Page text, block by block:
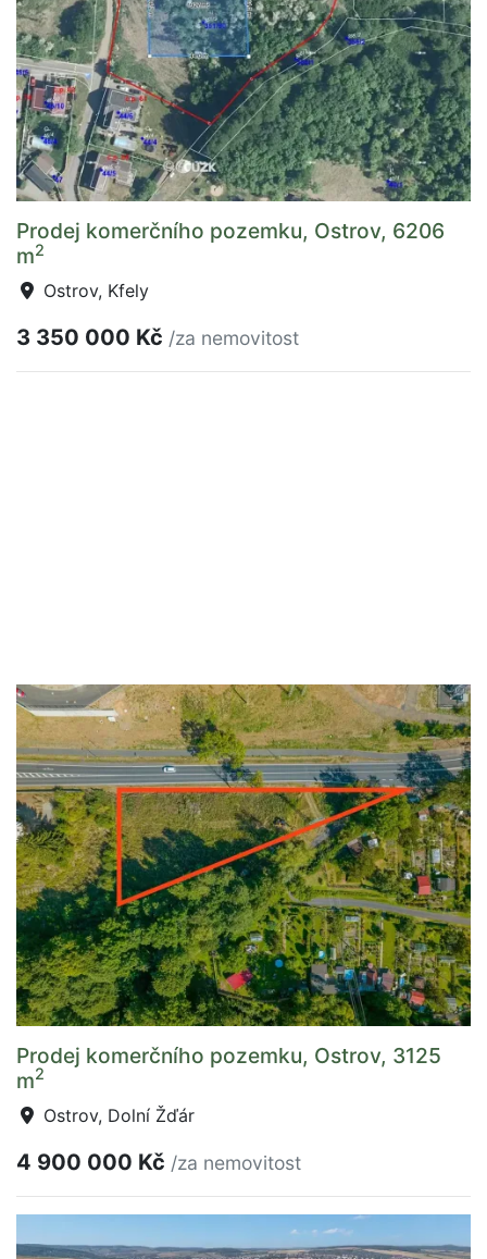
Prodej komerčního pozemku, Ostrov, 6206
m2
Ostrov, Kfely
3 350 000 Kč /za nemovitost
Prodej komerčního pozemku, Ostrov, 3125
m2
Ostrov, Dolní Žďár
4 900 000 Kč /za nemovitost